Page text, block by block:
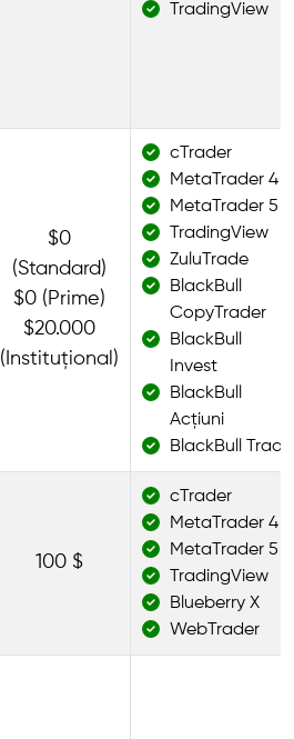
TradingView
$0
(Standard)
$0 (Prime)
$20.000
(Instituțional)
cTrader
MetaTrader 4
MetaTrader 5
TradingView
ZuluTrade
BlackBull
CopyTrader
BlackBull
Invest
BlackBull
Acțiuni
BlackBull Trade
100 $
cTrader
MetaTrader 4
MetaTrader 5
TradingView
Blueberry X
WebTrader